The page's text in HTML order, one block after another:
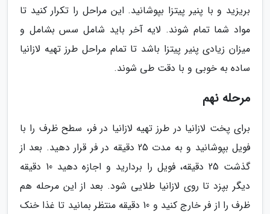
بریزید و با پنیر پیتزا بپوشانید. این مراحل را تکرار کنید تا
مواد شما تمام شوند. لایه آخر باید شامل سس بشامل و
میزان زیادی پنیر پیتزا باشد تا تمام مراحل طرز تهیه لازانیا
ساده به خوبی و با دقت طی شوند.
مرحله نهم
برای پخت لازانیا در طرز تهیه لازانیا در فر، سطح ظرف را با
فویل بپوشانید و به مدت 25 دقیقه در فر قرار دهید. بعد از
گذشت 25 دقیقه، فویل را بردارید و اجازه دهید 10 دقیقه
دیگر بپزد تا روی لازانیا طلایی شود. بعد از این مرحله هم
ظرف را از فر خارج کنید و 10 دقیقه منتظر بمانید تا غذا خنک